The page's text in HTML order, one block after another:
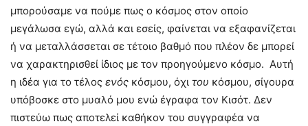
μπορούσαμε να πούμε πως ο κόσμος στον οποίο
μεγάλωσα εγώ, αλλά και εσείς, φαίνεται να εξαφανίζεται
ή να μεταλλάσσεται σε τέτοιο βαθμό που πλέον δε μπορεί
να χαρακτηρισθεί ίδιος με τον προηγούμενο κόσμο. Αυτή
η ιδέα για το τέλος ενός κόσμου, όχι του κόσμου, σίγουρα
υπόβοσκε στο μυαλό μου ενώ έγραφα τον Κισότ. Δεν
πιστεύω πως αποτελεί καθήκον του συγγραφέα να